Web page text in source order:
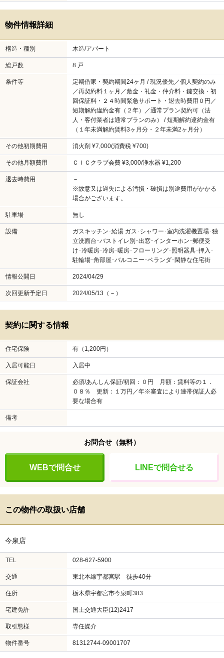
物件情報詳細
構造・種別 木造/アパート
総戸数 8 戸
条件等
定期借家・契約期間24ヶ月 / 現況優先／個人契約のみ
／再契約料１ヶ月／敷金・礼金・仲介料・鍵交換・初
回保証料・２４時間緊急サポート・退去時費用０円／
短期解約違約金有（２年）／通常プラン契約可（法
人・客付業者は通常プランのみ） / 短期解約違約金有
（１年未満解約賃料3ヶ月分・２年未満2ヶ月分）
その他初期費用 消火剤 ¥7,000(消費税 ¥700)
その他月額費用 ＣＩＣクラブ会費 ¥3,000/浄水器 ¥1,200
退去時費用
－
※故意又は過失による汚損・破損は別途費用がかかる
場合がございます。
駐車場 無し
設備
ガスキッチン･給湯 ガス･シャワー･室内洗濯機置場･独
立洗面台･バストイレ別･出窓･インターホン･郵便受
け･冷暖房･冷房･暖房･フローリング･照明器具･押入･
駐輪場･角部屋･バルコニー･ベランダ･閑静な住宅街
情報公開日 2024/04/29
次回更新予定日 2024/05/13（－）
契約に関する情報
住宅保険 有（1,200円）
入居可能日 入居中
保証会社
必須/あんしん保証/初回：０円 月額：賃料等の１．
０８％ 更新：１万円／年※審査により連帯保証人必
要な場合有
備考
お問合せ （無料）
WEBで問合せ LINEで問合せる
この物件の取扱い店舗
今泉店
TEL 028-627-5900
交通 東北本線宇都宮駅 徒歩40分
住所 栃木県宇都宮市今泉町383
宅建免許 国土交通大臣(12)2417
取引態様 専任媒介
物件番号 81312744-09001707